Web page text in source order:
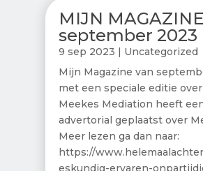
MIJN MAGAZINE
september 2023
9 sep 2023 | Uncategorized
Mijn Magazine van
met een speciale editie
Meekes Mediation heeft
advertorial geplaatst over
Meer lezen ga dan naar:
https://
eskundig-ervaren-